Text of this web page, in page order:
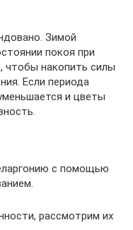
Зимой
покоя при
чтобы накопить силы
Если периода
и цветы
с помощью
рассмотрим их